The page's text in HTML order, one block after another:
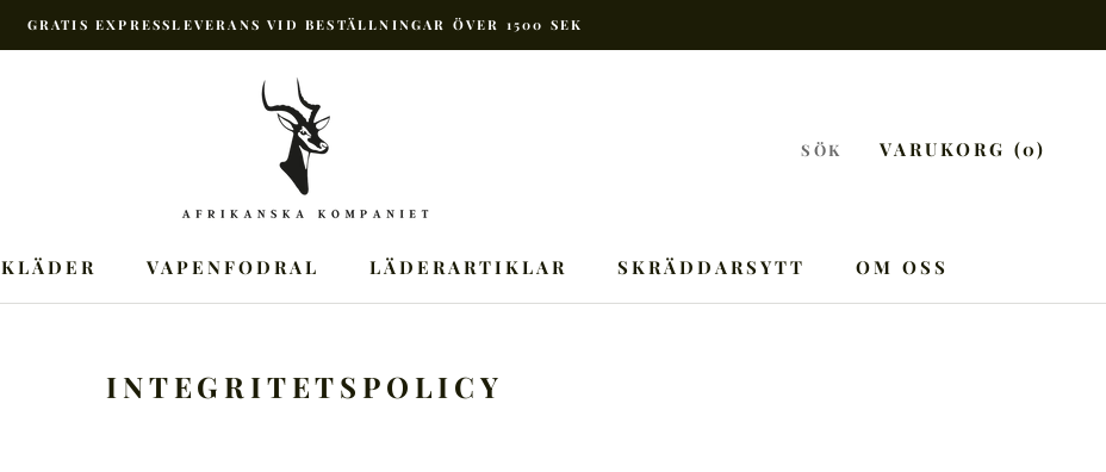
GRATIS EXPRESSLEVERANS VID BESTÄLLNINGAR ÖVER 1500 SEK
KLÄDER VAPENFODRAL LÄDERARTIKLAR SKRÄDDARSYTT
OM OSS
SÖK VARUKORG (0)
INTEGRITETSPOLICY